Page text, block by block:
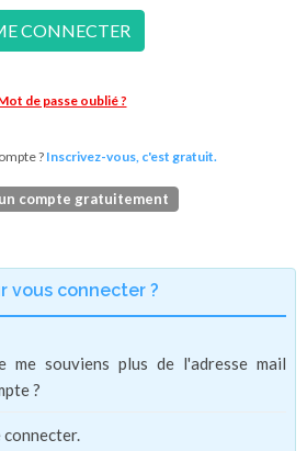
CONNECTER
de passe oublié ?
? Inscrivez-vous, c'est gratuit.
compte gratuitement
vous connecter ?
souviens plus de l'adresse mail
?
connecter.